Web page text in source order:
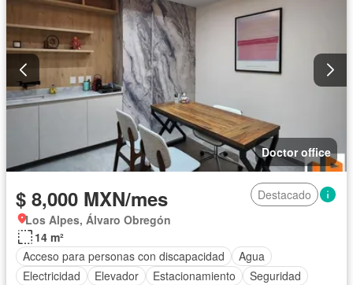
Doctor office
$ 8,000 MXN/mes
Destacado
Los Alpes, Álvaro Obregón
14 m²
Acceso para personas con discapacidad
Agua
Electricidad
Elevador Estacionamiento Seguridad